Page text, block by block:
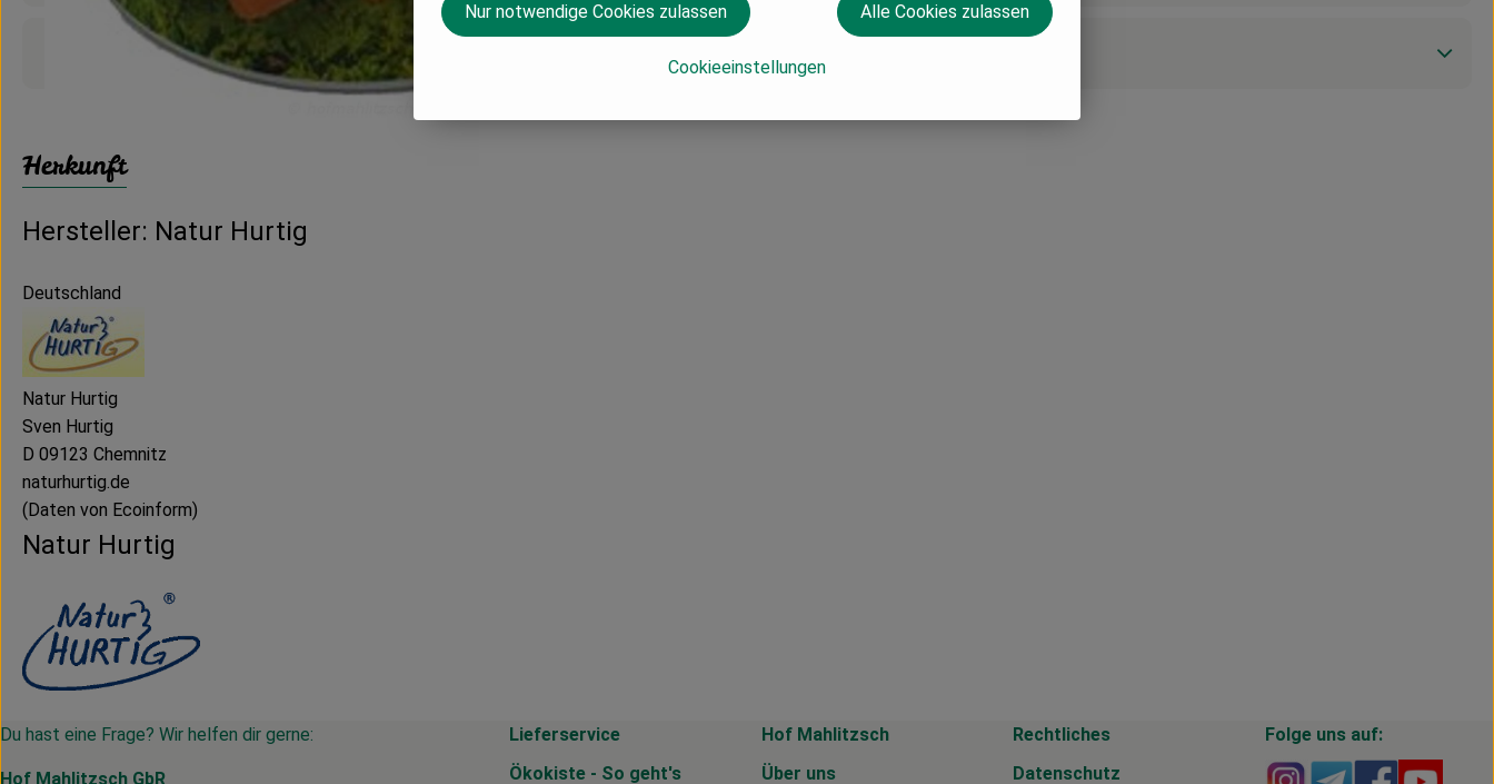
Produktdatenblatt
Herkunft
Hersteller: Natur Hurtig
Deutschland
Natur Hurtig
Sven Hurtig
D 09123 Chemnitz
naturhurtig.de
(Daten von Ecoinform)
Natur Hurtig
Du hast eine Frage? Wir helfen dir gerne:
Hof Mahlitzsch GbR
Lieferservice
Ökokiste - So geht's
Hof Mahlitzsch
Über uns
Rechtliches
Datenschutz
Folge uns auf:
Externer Link zu
Externer Link
Externer
Cookieeinstellungen
Nur notwendige Cookies zulassen Alle Cookies zulassen